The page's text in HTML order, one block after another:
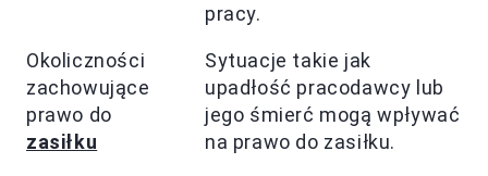
pracy.
Okoliczności
zachowujące
prawo do
zasiłku
Sytuacje takie jak
upadłość pracodawcy lub
jego śmierć mogą wpływać
na prawo do zasiłku.